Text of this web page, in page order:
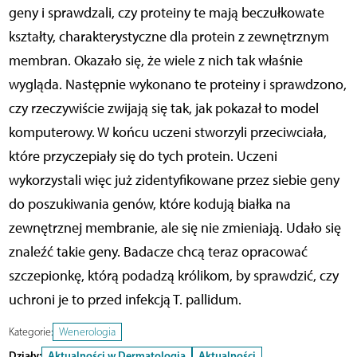
geny i sprawdzali, czy proteiny te mają beczułkowate
kształty, charakterystyczne dla protein z zewnętrznym
membran. Okazało się, że wiele z nich tak właśnie
wygląda. Następnie wykonano te proteiny i sprawdzono,
czy rzeczywiście zwijają się tak, jak pokazał to model
komputerowy. W końcu uczeni stworzyli przeciwciała,
które przyczepiały się do tych protein. Uczeni
wykorzystali więc już zidentyfikowane przez siebie geny
do poszukiwania genów, które kodują białka na
zewnętrznej membranie, ale się nie zmieniają. Udało się
znaleźć takie geny. Badacze chcą teraz opracować
szczepionkę, którą podadzą królikom, by sprawdzić, czy
uchroni je to przed infekcją T. pallidum.
Kategorie: Wenerologia